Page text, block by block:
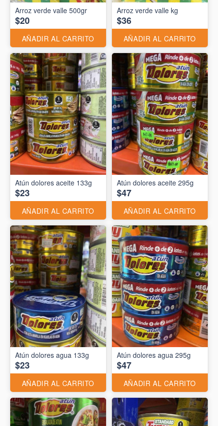
Arroz verde valle 500gr
$20
AÑADIR AL CARRITO
Arroz verde valle kg
$36
AÑADIR AL CARRITO
Atún dolores aceite 133g
$23
AÑADIR AL CARRITO
Atún dolores aceite 295g
$47
AÑADIR AL CARRITO
Atún dolores agua 133g
$23
AÑADIR AL CARRITO
Atún dolores agua 295g
$47
AÑADIR AL CARRITO